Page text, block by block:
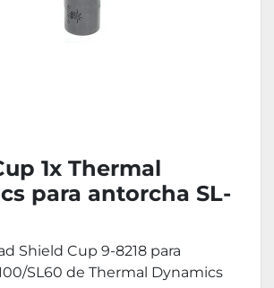
1x Thermal
para antorcha SL-
Shield Cup 9-8218 para
SL60 de Thermal Dynamics